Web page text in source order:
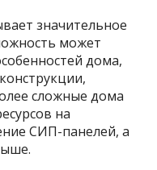
значительное
может
дома,
сложные дома
на
СИП-панелей, а